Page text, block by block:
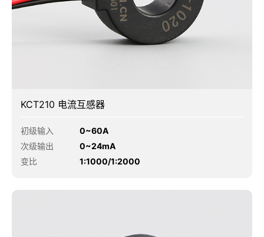
KCT210 电流互感器
初级输入
0~60A
次级输出
0~24mA
变比
1:1000/1:2000